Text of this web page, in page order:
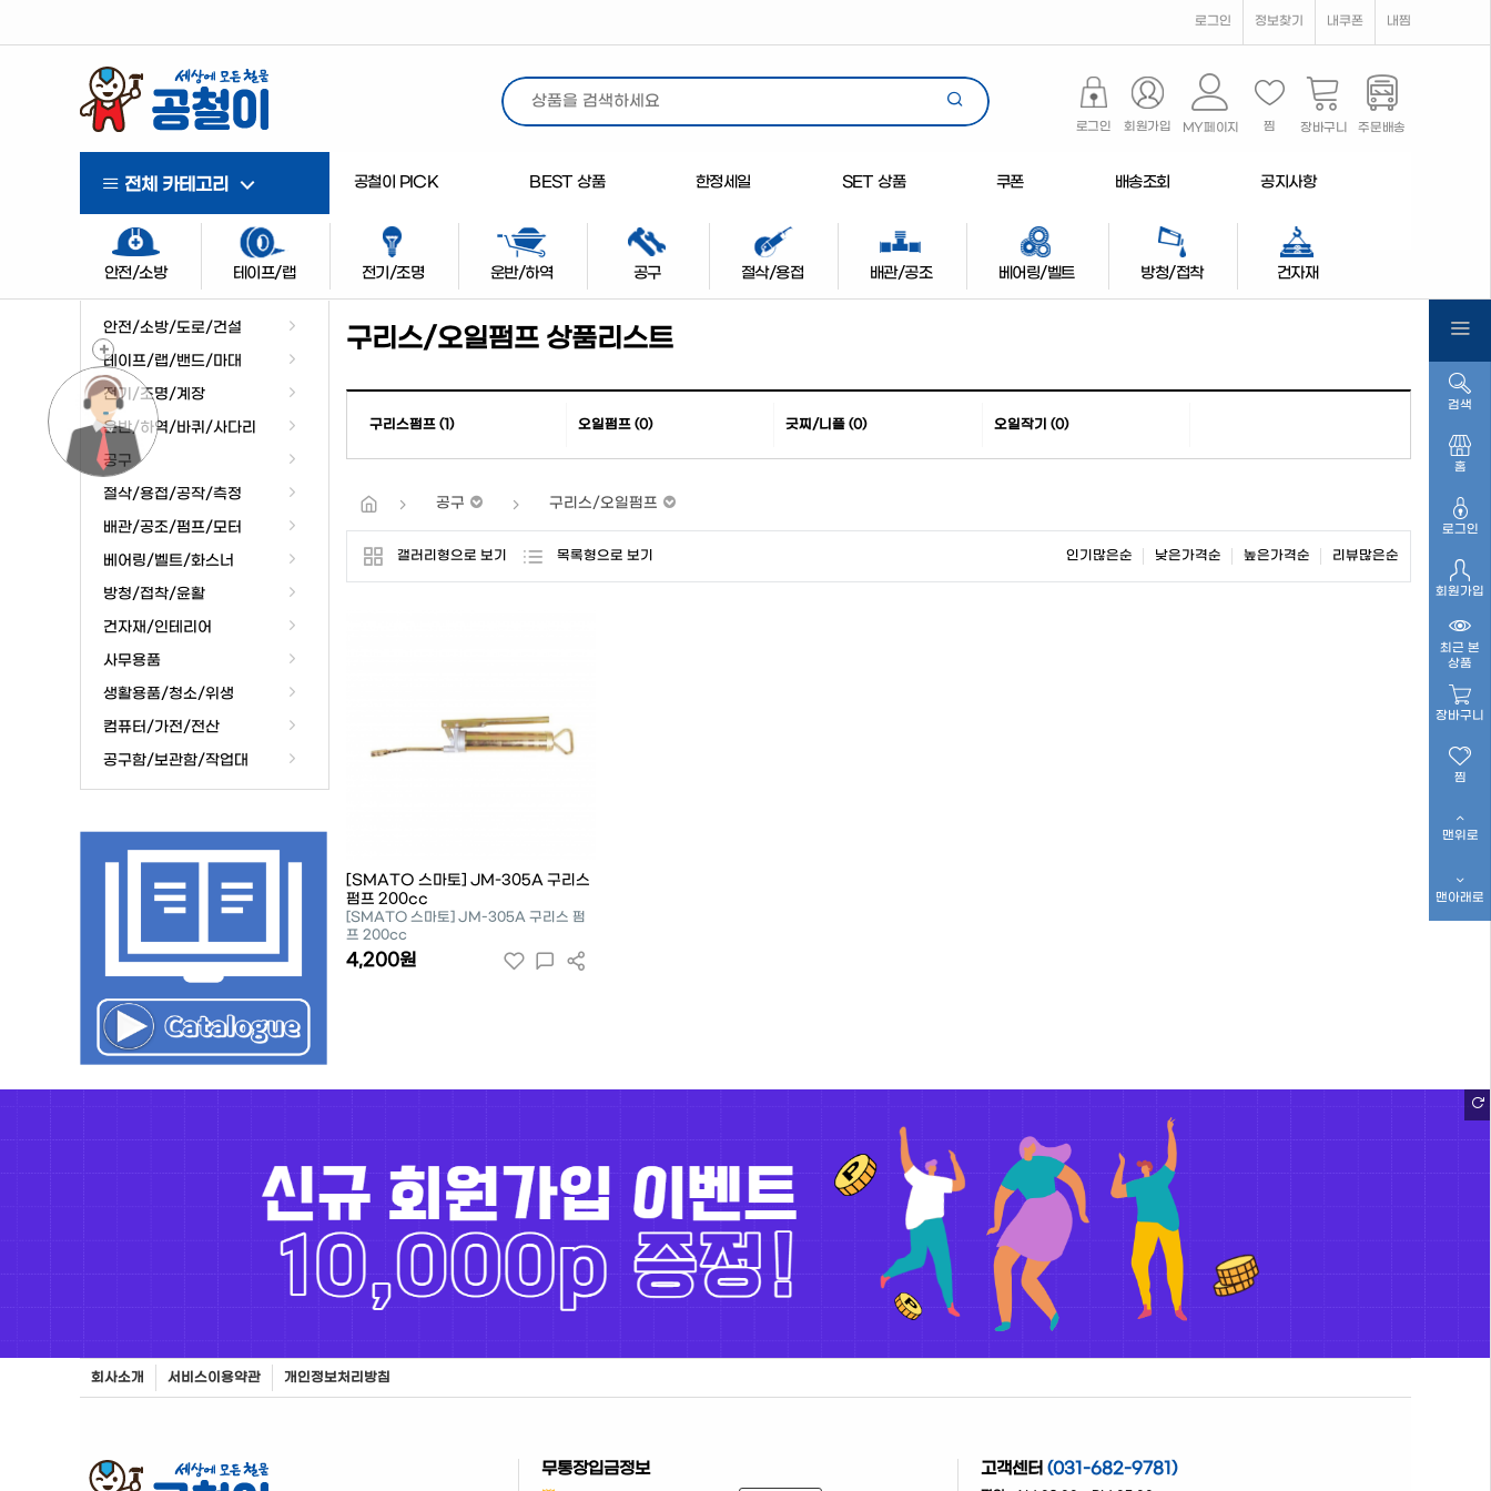
로그인 정보찾기 내쿠폰 내찜
로그인 회원가입 MY페이지 찜 장바구니 주문배송
전체 카테고리
안전/소방/도로/건설
테이프/랩/밴드/마대
전기/조명/계장
운반/하역/바퀴/사다리
공구
절삭/용접/공작/측정
배관/공조/펌프/모터
베어링/벨트/화스너
방청/접착/윤활
건자재/인테리어
사무용품
생활용품/청소/위생
컴퓨터/가전/전산
공구함/보관함/작업대
공철이 PICK BEST 상품 한정세일 SET 상품 쿠폰 배송조회 공지사항
안전/소방 테이프/랩 전기/조명 운반/하역 공구 절삭/용접 배관/공조 베어링/벨트 방청/접착 건자재
검색
홈
로그인
회원가입
최근 본
상품
장바구니
찜
맨위로
맨아래로
+ 구리스/오일펌프 상품리스트
구리스펌프 (1) 오일펌프 (0) 긋찌/니플 (0) 오일작기 (0)
공구 구리스/오일펌프
인기많은순 낮은가격순 높은가격순 리뷰많은순
갤러리형으로 보기 목록형으로 보기
[SMATO 스마토] JM-305A 구리스
펌프 200cc
[SMATO 스마토] JM-305A 구리스 펌
프 200cc
4,200원
회사소개 서비스이용약관 개인정보처리방침
무통장입금정보 고객센터 (031-682-9781)